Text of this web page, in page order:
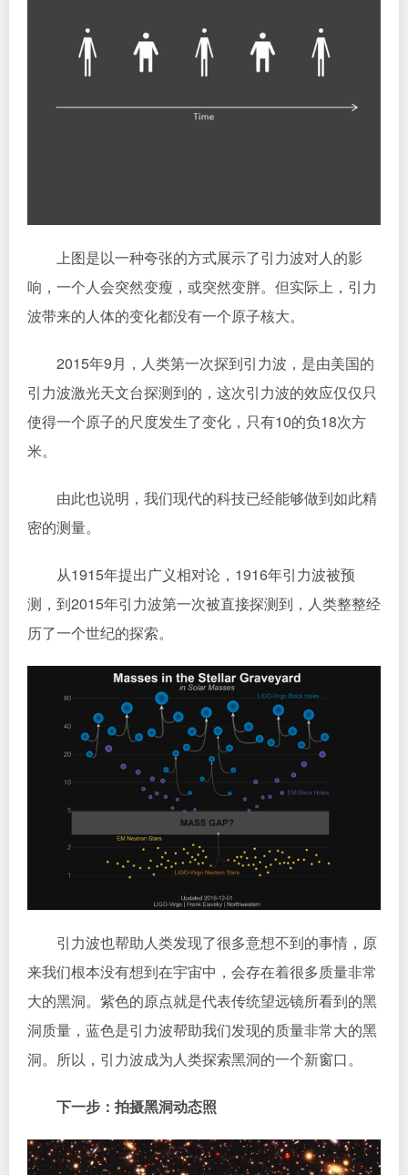
上图是以一种夸张的方式展示了引力波对人的影
响，一个人会突然变瘦，或突然变胖。但实际上，引力
波带来的人体的变化都没有一个原子核大。
2015年9月，人类第一次探到引力波，是由美国的
引力波激光天文台探测到的，这次引力波的效应仅仅只
使得一个原子的尺度发生了变化，只有10的负18次方
米。
由此也说明，我们现代的科技已经能够做到如此精
密的测量。
从1915年提出广义相对论，1916年引力波被预
测，到2015年引力波第一次被直接探测到，人类整整经
历了一个世纪的探索。
引力波也帮助人类发现了很多意想不到的事情，原
来我们根本没有想到在宇宙中，会存在着很多质量非常
大的黑洞。紫色的原点就是代表传统望远镜所看到的黑
洞质量，蓝色是引力波帮助我们发现的质量非常大的黑
洞。所以，引力波成为人类探索黑洞的一个新窗口。
下一步：拍摄黑洞动态照